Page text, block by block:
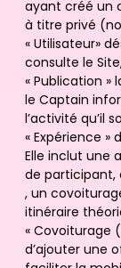
ayant créé un
à titre privé
« Utilisateur»
consulte le
« Publication »
le Captain
l’activité qu’il
« Expérience »
Elle inclut une
de participant,
, un
itinéraire
« Covoiturage
d’ajouter une